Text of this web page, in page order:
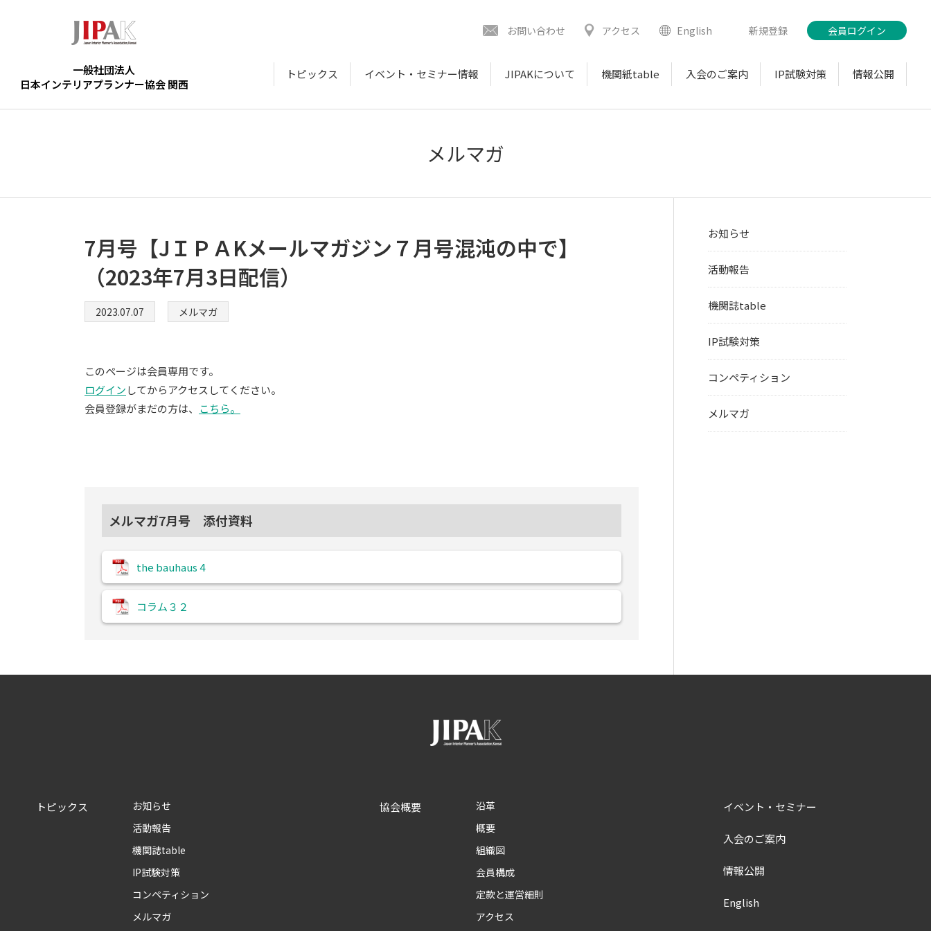
一般社団法人
日本インテリアプランナー協会 関西
トピックス イベント・セミナー情報 JIPAKについて 機関紙table 入会のご案内 IP試験対策 情報公開
お問い合わせ アクセス English 新規登録 会員ログイン
メルマガ
7月号【JＩＰＡKメールマガジン７月号混沌の中で】
（2023年7月3日配信）
2023.07.07 メルマガ
このページは会員専用です。
ログインしてからアクセスしてください。
会員登録がまだの方は、 こちら。
メルマガ7月号 添付資料
the bauhaus 4
コラム３２
お知らせ
活動報告
機関誌table
IP試験対策
コンペティション
メルマガ
トピックス
お知らせ
活動報告
機関誌table
IP試験対策
コンペティション
メルマガ
協会概要
沿革
概要
組織図
会員構成
定款と運営細則
アクセス
イベント・セミナー
入会のご案内
情報公開
English